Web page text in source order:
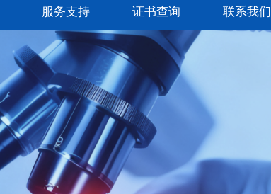
服务支持 证书查询 联系我们